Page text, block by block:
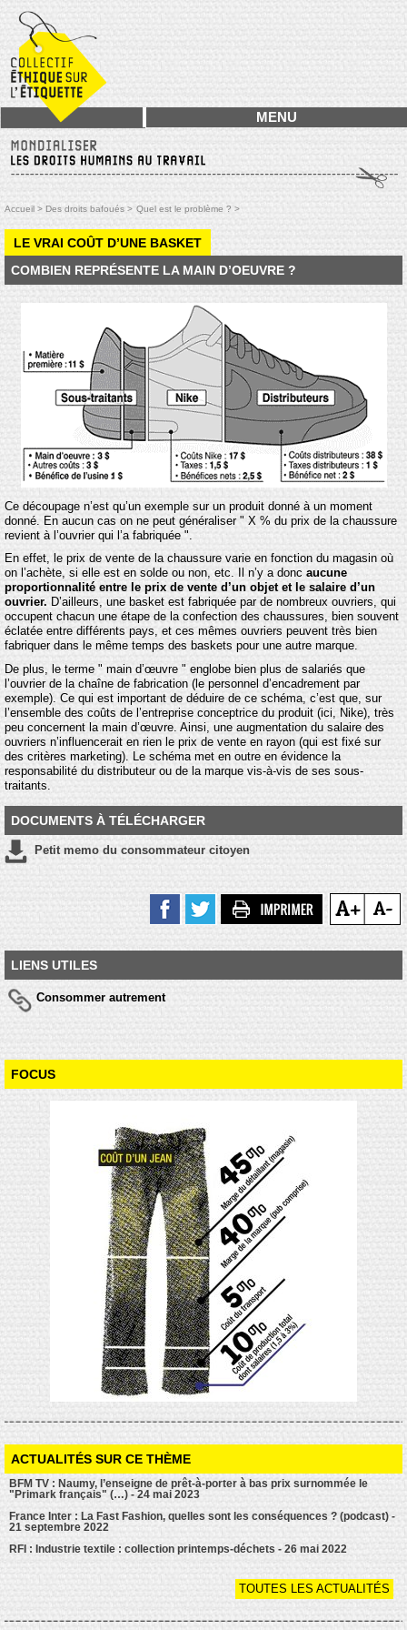
MENU
Accueil > Des droits bafoués > Quel est le problème ? >
LE VRAI COÛT D’UNE BASKET
COMBIEN REPRÉSENTE LA MAIN D’OEUVRE ?
Ce découpage n’est qu’un exemple sur un produit donné à un moment
donné. En aucun cas on ne peut généraliser " X % du prix de la chaussure
revient à l’ouvrier qui l’a fabriquée ".
En effet, le prix de vente de la chaussure varie en fonction du magasin où
on l’achète, si elle est en solde ou non, etc. Il n’y a donc aucune
proportionnalité entre le prix de vente d’un objet et le salaire d’un
ouvrier. D’ailleurs, une basket est fabriquée par de nombreux ouvriers, qui
occupent chacun une étape de la confection des chaussures, bien souvent
éclatée entre différents pays, et ces mêmes ouvriers peuvent très bien
fabriquer dans le même temps des baskets pour une autre marque.
De plus, le terme " main d’œuvre " englobe bien plus de salariés que
l’ouvrier de la chaîne de fabrication (le personnel d’encadrement par
exemple). Ce qui est important de déduire de ce schéma, c’est que, sur
l’ensemble des coûts de l’entreprise conceptrice du produit (ici, Nike), très
peu concernent la main d’œuvre. Ainsi, une augmentation du salaire des
ouvriers n’influencerait en rien le prix de vente en rayon (qui est fixé sur
des critères marketing). Le schéma met en outre en évidence la
responsabilité du distributeur ou de la marque vis-à-vis de ses sous-
traitants.
DOCUMENTS À TÉLÉCHARGER
Petit memo du consommateur citoyen
LIENS UTILES
Consommer autrement
FOCUS
ACTUALITÉS SUR CE THÈME
BFM TV : Naumy, l’enseigne de prêt-à-porter à bas prix surnommée le
"Primark français" (…) - 24 mai 2023
France Inter : La Fast Fashion, quelles sont les conséquences ? (podcast) -
21 septembre 2022
RFI : Industrie textile : collection printemps-déchets - 26 mai 2022
TOUTES LES ACTUALITÉS